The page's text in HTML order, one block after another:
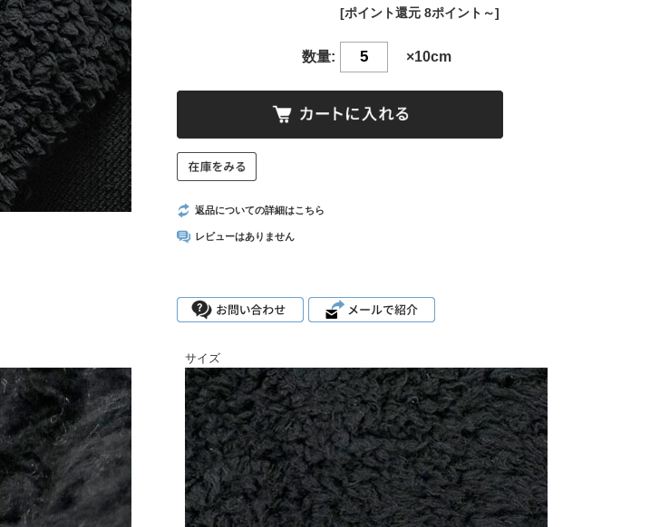
[ポイント還元 8ポイント～]
数量: ×10cm
返品についての詳細はこちら
レビューはありません
サイズ